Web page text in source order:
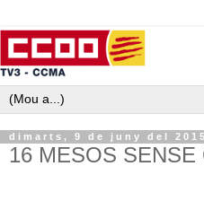
dimarts, 9 de juny del 2015
16 MESOS SENSE